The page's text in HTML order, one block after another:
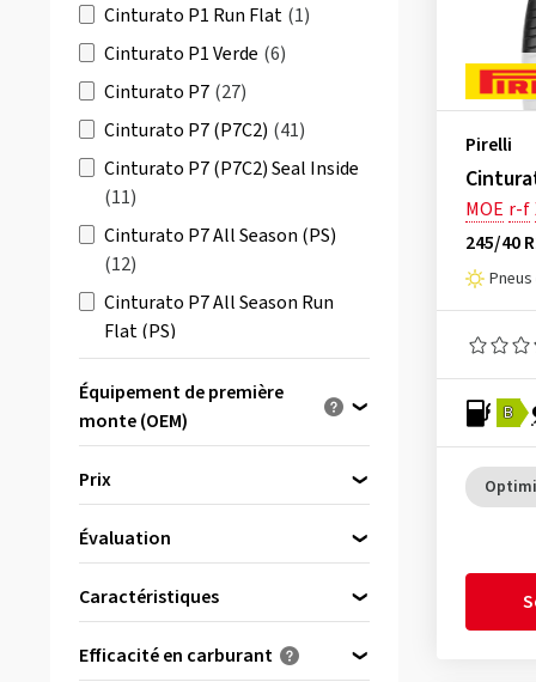
Cinturato P1 Run Flat (1)
Cinturato P1 Verde (6)
Cinturato P7 (27)
Cinturato P7 (P7C2) (41)
Cinturato P7 (P7C2) Seal Inside
(11)
Cinturato P7 All Season (PS)
(12)
Cinturato P7 All Season Run
Flat (PS)
(10)
Cinturato P7 Blue(3)
Cinturato P7 Run Flat
Cinturato P7 Seal Inside
P Zero(142)
P Zero All Season
P Zero Corsa (PZC4)
P Zero E(11)
P Zero E Run Flat(6)
Équipement de première
monte (OEM)
Prix
von
bis
Évaluation
Caractéristiques
Runflat(9)
Efficacité en carburant
Pirelli
MOE r-f
245/40
B